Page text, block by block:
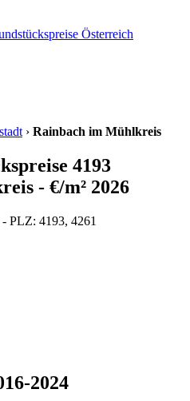
Österreich
› Rainbach im Mühlkreis
4193
- €/m² 2026
PLZ: 4193, 4261
2024